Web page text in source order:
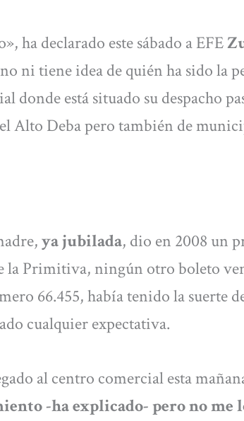
ha declarado este sábado a EFE
ni tiene idea de quién ha sido la
donde está situado su despacho
Alto Deba pero también de
ya jubilada, dio en 2008 un
la Primitiva, ningún otro boleto
66.455, había tenido la suerte
cualquier expectativa.
al centro comercial esta
-ha explicado- pero no me